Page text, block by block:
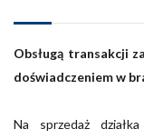
Obsługą transakcji
doświadczeniem w
Na sprzedaż